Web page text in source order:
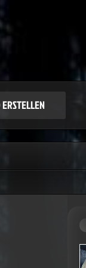
sich.